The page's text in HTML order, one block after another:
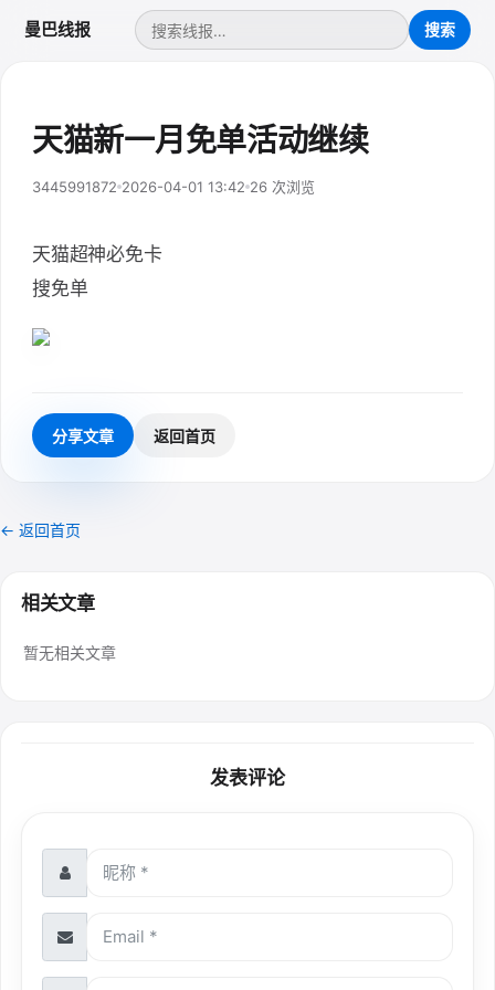
曼巴线报
天猫新一月免单活动继续
3445991872 2026-04-01 13:42 26 次浏览
天猫超神必免卡
搜免单
分享文章 返回首页
← 返回首页
相关文章
暂无相关文章
发表评论